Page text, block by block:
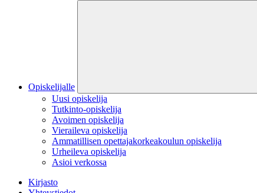
Opiskelijalle
Uusi opiskelija
Tutkinto-opiskelija
Avoimen opiskelija
Vieraileva opiskelija
Ammatillisen opettajakorkeakoulun opiskelija
Urheileva opiskelija
Asioi verkossa
Kirjasto